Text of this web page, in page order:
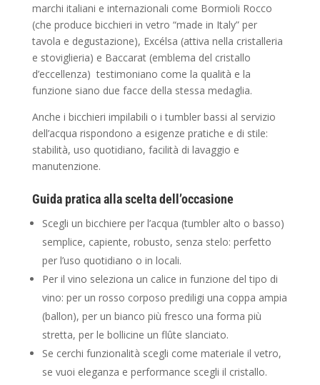
marchi italiani e internazionali come Bormioli Rocco
(che produce bicchieri in vetro “made in Italy” per
tavola e degustazione), Excélsa (attiva nella cristalleria
e stoviglieria) e Baccarat (emblema del cristallo
d’eccellenza) testimoniano come la qualità e la
funzione siano due facce della stessa medaglia.
Anche i bicchieri impilabili o i tumbler bassi al servizio
dell’acqua rispondono a esigenze pratiche e di stile:
stabilità, uso quotidiano, facilità di lavaggio e
manutenzione.
Guida pratica alla scelta dell’occasione
Scegli un bicchiere per l’acqua (tumbler alto o basso)
semplice, capiente, robusto, senza stelo: perfetto
per l’uso quotidiano o in locali.
Per il vino seleziona un calice in funzione del tipo di
vino: per un rosso corposo prediligi una coppa ampia
(ballon), per un bianco più fresco una forma più
stretta, per le bollicine un flûte slanciato.
Se cerchi funzionalità scegli come materiale il vetro,
se vuoi eleganza e performance scegli il cristallo.